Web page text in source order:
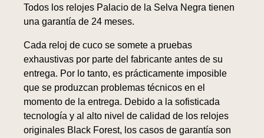
Todos los relojes Palacio de la Selva Negra tienen
una garantía de 24 meses.
Cada reloj de cuco se somete a pruebas
exhaustivas por parte del fabricante antes de su
entrega. Por lo tanto, es prácticamente imposible
que se produzcan problemas técnicos en el
momento de la entrega. Debido a la sofisticada
tecnología y al alto nivel de calidad de los relojes
originales Black Forest, los casos de garantía son